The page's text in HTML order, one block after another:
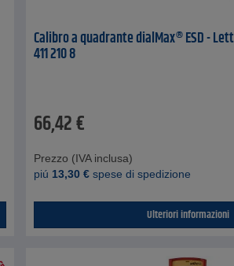
Calibro a quadrante dialMax® ESD -
411 210 8
66,42€
Prezzo (IVA inclusa)
piú 13,30 €spese di spedizione
Ulteriori informazioni